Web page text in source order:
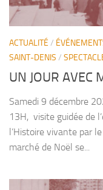
ACTUALITÉ /
SAINT-DENIS /
UN JOUR AVEC
Samedi 9 décembre
13H, visite guidée de
l’Histoire vivante par
marché de Noël se...